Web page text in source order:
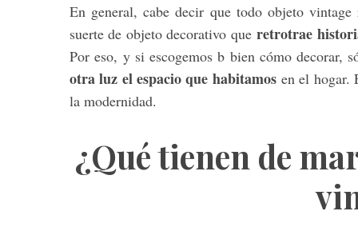
En general, cabe decir que todo objeto
suerte de objeto decorativo queretrotrae
Por eso, y si escogemos b bien cómo decorar,
otra luz el espacio que habitamos en el hogar.
la modernidad.
¿Qué tienen de